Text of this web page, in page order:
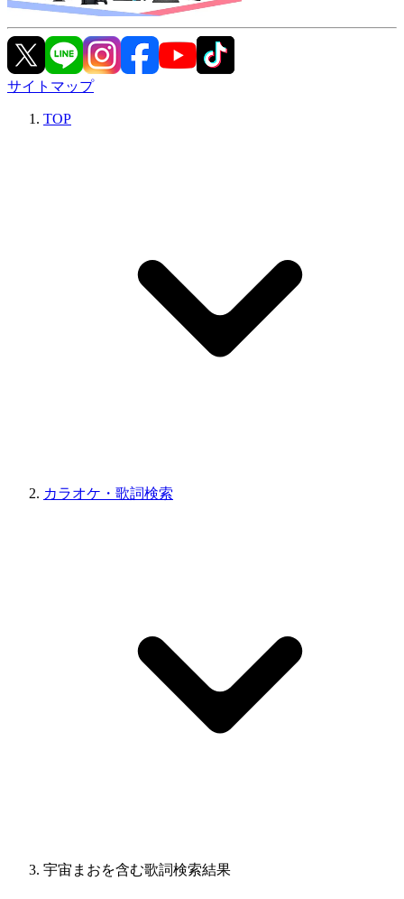
サイトマップ
TOP
カラオケ・歌詞検索
宇宙まおを含む歌詞検索結果